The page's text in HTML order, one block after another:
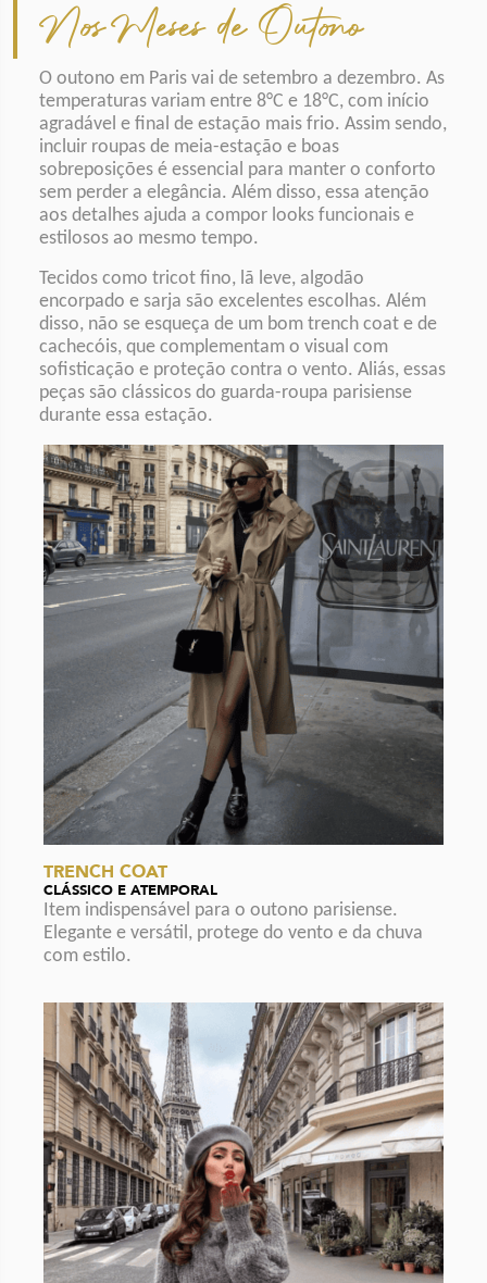
Nos Meses de Outono
O outono em Paris vai de setembro a dezembro. As
temperaturas variam entre 8°C e 18°C, com início
agradável e final de estação mais frio. Assim sendo,
incluir roupas de meia-estação e boas
sobreposições é essencial para manter o conforto
sem perder a elegância. Além disso, essa atenção
aos detalhes ajuda a compor looks funcionais e
estilosos ao mesmo tempo.
Tecidos como tricot fino, lã leve, algodão
encorpado e sarja são excelentes escolhas. Além
disso, não se esqueça de um bom trench coat e de
cachecóis, que complementam o visual com
sofisticação e proteção contra o vento. Aliás, essas
peças são clássicos do guarda-roupa parisiense
durante essa estação.
TRENCH COAT
CLÁSSICO E ATEMPORAL
Item indispensável para o outono parisiense.
Elegante e versátil, protege do vento e da chuva
com estilo.